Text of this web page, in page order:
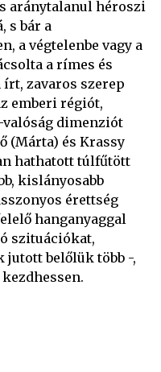
aránytalanul héroszi
s bár a
a végtelenbe vagy a
a rímes és
zavaros szerep
emberi régiót,
valóság dimenziót
(Márta) és Krassy
hathatott túlfűtött
kislányosabb
érettség
hanganyaggal
szituációkat,
jutott belőlük több -,